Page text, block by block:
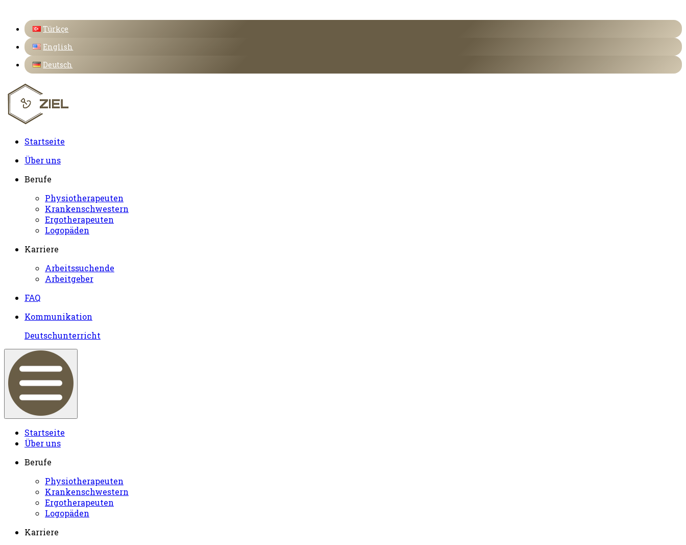
Türkçe
English
Deutsch
Startseite
Über uns
Berufe
Physiotherapeuten
Krankenschwestern
Ergotherapeuten
Logopäden
Karriere
Arbeitssuchende
Arbeitgeber
FAQ
Kommunikation
Deutschunterricht
Startseite
Über uns
Berufe
Physiotherapeuten
Krankenschwestern
Ergotherapeuten
Logopäden
Karriere